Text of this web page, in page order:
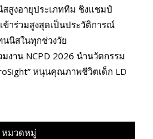
สูงอายุประเภททีม ชิงแชมป์
ข้าร่วมสูงสุดเป็นประวัติการณ์
นิสในทุกช่วงวัย
งาน NCPD 2026 นำนวัตกรรม
หนุนคุณภาพชีวิตเด็ก LD
หมวดหมู่